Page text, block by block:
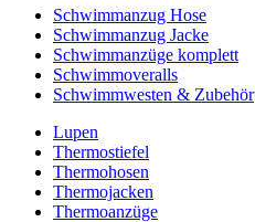
Schwimmanzug Hose
Schwimmanzug Jacke
Schwimmanzüge komplett
Schwimmoveralls
Schwimmwesten & Zubehör
Lupen
Thermostiefel
Thermohosen
Thermojacken
Thermoanzüge